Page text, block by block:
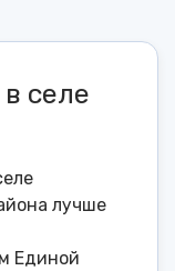
селе
лучше
Единой